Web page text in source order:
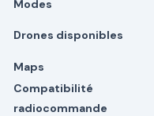
Modes
Drones disponibles
Maps
Compatibilité
radiocommande